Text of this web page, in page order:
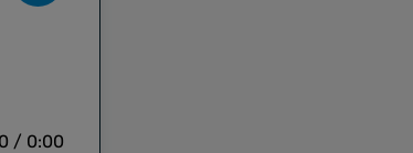
/ 0:00